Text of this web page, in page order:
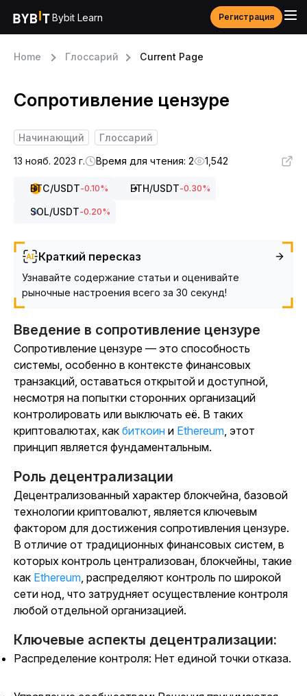
Bybit Learn Регистрация
Home Глоссарий Current Page
Сопротивление цензуре
Начинающий
Глоссарий
13 нояб. 2023 г.
Время для чтения: 2 1,542
BTC/USDT-0.10% ETH/USDT-0.30%
SOL/USDT-0.20%
Краткий пересказ
Узнавайте содержание статьи и оценивайте
рыночные настроения всего за 30 секунд!
Введение в сопротивление цензуре
Сопротивление цензуре — это способность
системы, особенно в контексте финансовых
транзакций, оставаться открытой и доступной,
несмотря на попытки сторонних организаций
контролировать или выключать её. В таких
криптовалютах, как биткоин и Ethereum, этот
принцип является фундаментальным.
Роль децентрализации
Децентрализованный характер блокчейна, базовой
технологии криптовалют, является ключевым
фактором для достижения сопротивления цензуре.
В отличие от традиционных финансовых систем, в
которых контроль централизован, блокчейны, такие
как Ethereum, распределяют контроль по широкой
сети нод, что затрудняет осуществление контроля
любой отдельной организацией.
Ключевые аспекты децентрализации:
Распределение контроля: Нет единой точки отказа.